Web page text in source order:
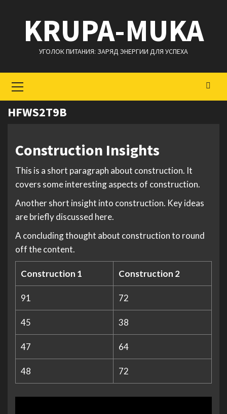
содержимому
KRUPA-MUKA
УГОЛОК ПИТАНИЯ: ЗАРЯД ЭНЕРГИИ ДЛЯ УСПЕХА
меню
HFWS2T9B
Construction Insights
This is a short paragraph about construction. It
covers some interesting aspects of construction.
Another short insight into construction. Key ideas
are briefly discussed here.
A concluding thought about construction to round
off the content.
Construction 1 Construction 2
91 72
45 38
47 64
48 72